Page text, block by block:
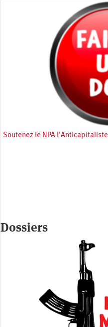
Soutenez le NPA l'Anticapitaliste
Dossiers